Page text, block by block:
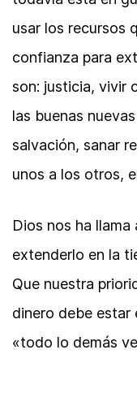
usar los recursos
confianza para
son: justicia, vivir
las buenas
salvación, sanar
unos a los otros,
Dios nos ha llama
extenderlo en la
Que nuestra
dinero debe estar
«todo lo demás